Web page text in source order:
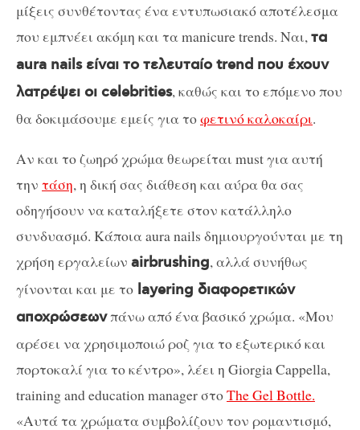
μίξεις συνθέτοντας ένα εντυπωσιακό αποτέλεσμα
που εμπνέει ακόμη και τα manicure trends. Nαι,τα
aura nails είναι το τελευταίο trend που έχουν
λατρέψει οι celebrities, καθώς και το επόμενο που
θα δοκιμάσουμε εμείς για τοφετινό καλοκαίρι.
Αν και το ζωηρό χρώμα θεωρείται must για αυτή
την τάση, η δική σας διάθεση και αύρα θα σας
οδηγήσουν να καταλήξετε στον κατάλληλο
συνδυασμό. Κάποια aura nails δημιουργούνται με τη
χρήση εργαλείων airbrushing, αλλά συνήθως
γίνονται και με το layering διαφορετικών
αποχρώσεωνπάνω από ένα βασικό χρώμα. «Μου
αρέσει να χρησιμοποιώ ροζ για το εξωτερικό και
πορτοκαλί για το κέντρο», λέει η Giorgia Cappella,
training and education manager στοThe Gel Bottle.
«Αυτά τα χρώματα συμβολίζουν τον ρομαντισμό,